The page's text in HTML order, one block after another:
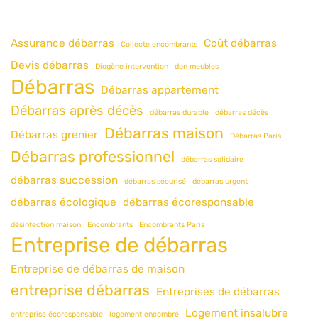
Assurance débarras Collecte encombrants
Coût débarras
Devis débarras
Diogène intervention don meubles
Débarras Débarras appartement
Débarras après décès débarras durable débarras décès
Débarras grenier Débarras maison Débarras Paris
Débarras professionnel débarras solidaire
débarras succession débarras sécurisé débarras urgent
débarras écologique débarras écoresponsable
désinfection maison Encombrants Encombrants Paris
Entreprise de débarras
Entreprise de débarras de maison
entreprise débarras Entreprises de débarras
entreprise écoresponsable logement encombré
Logement insalubre